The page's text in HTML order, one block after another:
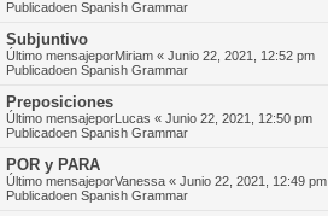
Publicadoen Spanish Grammar
Subjuntivo
Último mensajeporMiriam « Junio 22, 2021, 12:52 pm
Publicadoen Spanish Grammar
Preposiciones
Último mensajeporLucas « Junio 22, 2021, 12:50 pm
Publicadoen Spanish Grammar
POR y PARA
Último mensajeporVanessa « Junio 22, 2021, 12:49 pm
Publicadoen Spanish Grammar